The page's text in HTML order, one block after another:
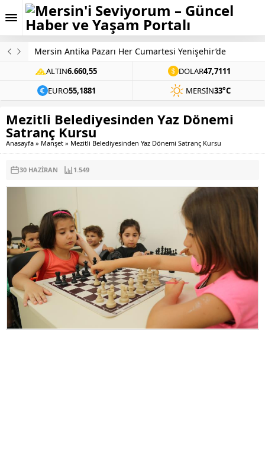
Mersin Üniversitesi’nden Ziynet Sali Konseri
ALTIN6.660,55 DOLAR47,7111
EURO55,1881 MERSIN33°C
Mezitli Belediyesinden Yaz Dönemi
Satranç Kursu
Anasayfa » Manşet » Mezitli Belediyesinden Yaz Dönemi Satranç Kursu
30 HAZIRAN 1.549